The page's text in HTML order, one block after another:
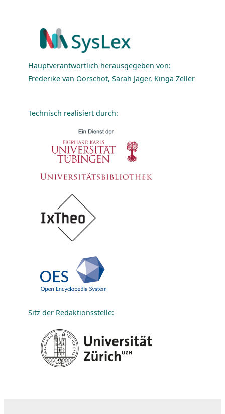
Hauptverantwortlich herausgegeben von:
Frederike van Oorschot, Sarah Jäger, Kinga Zeller
Technisch realisiert durch:
Sitz der Redaktionsstelle: